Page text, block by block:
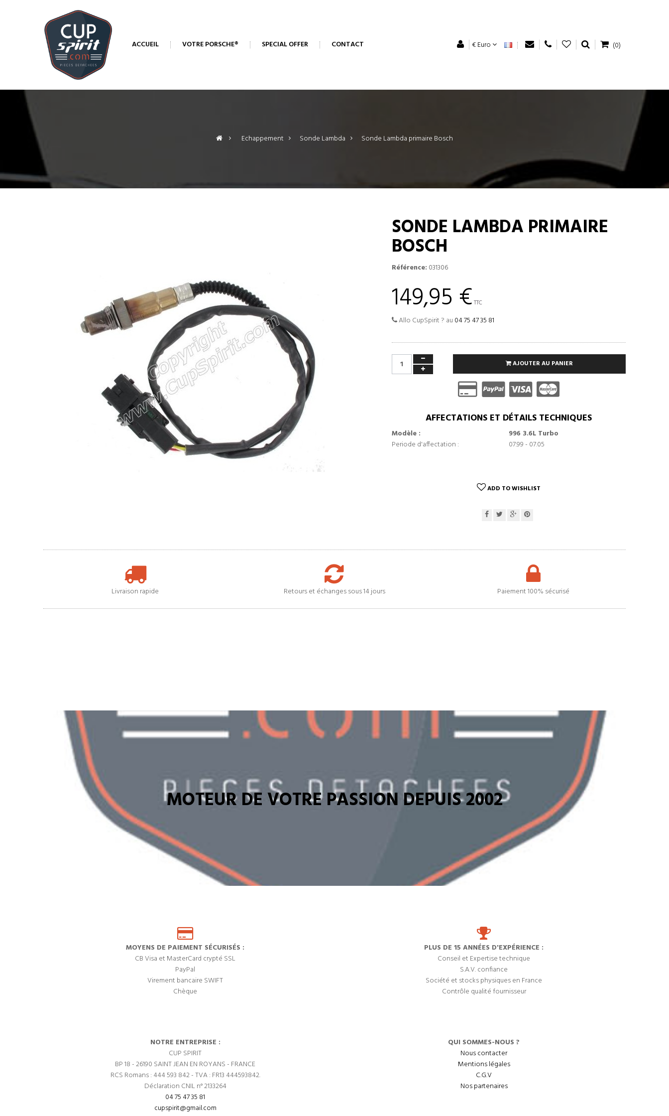
ACCUEIL VOTRE PORSCHE® SPECIAL OFFER CONTACT € Euro (0)
> Echappement > Sonde Lambda > Sonde Lambda primaire Bosch
SONDE LAMBDA PRIMAIRE
BOSCH
Référence: 031306
149,95 € TTC
Allo CupSpirit ? au 04 75 47 35 81
AJOUTER AU PANIER
AFFECTATIONS ET DÉTAILS TECHNIQUES
Modèle :
996 3.6L Turbo
Periode d'affectation :
07.99 - 07.05
ADD TO WISHLIST
Livraison rapide Retours et échanges sous 14 jours Paiement 100% sécurisé
MOTEUR DE VOTRE PASSION DEPUIS 2002
MOYENS DE PAIEMENT SÉCURISÉS :
CB Visa et MasterCard crypté SSL
PayPal
Virement bancaire SWIFT
Chèque
PLUS DE 15 ANNÉES D'EXPÉRIENCE :
Conseil et Expertise technique
S.A.V. confiance
Société et stocks physiques en France
Contrôle qualité fournisseur
NOTRE ENTREPRISE :
CUP SPIRIT
BP 18 - 26190 SAINT JEAN EN ROYANS - FRANCE
RCS Romans : 444 593 842 - TVA : FR13 444593842.
Déclaration CNIL n° 2133264
04 75 47 35 81
cupspirit@gmail.com
QUI SOMMES-NOUS ?
Nous contacter
Mentions légales
C.G.V
Nos partenaires